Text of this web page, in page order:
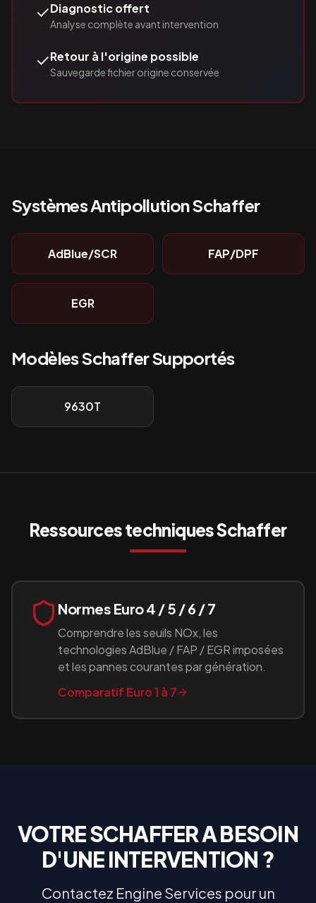
✓Diagnostic offert
Analyse complète avant intervention
✓Retour à l'origine possible
Sauvegarde fichier origine conservée
Systèmes AntipollutionSchaffer
AdBlue/SCR FAP/DPF
EGR
ModèlesSchafferSupportés
9630T
Ressources techniquesSchaffer
Normes Euro 4 / 5 / 6 / 7
Comprendre les seuils NOx, les
technologies AdBlue / FAP / EGR imposées
et les pannes courantes par génération.
Comparatif Euro 1 à 7
VOTRESCHAFFERA BESOIN
D'UNE INTERVENTION ?
Contactez Engine Services pour un